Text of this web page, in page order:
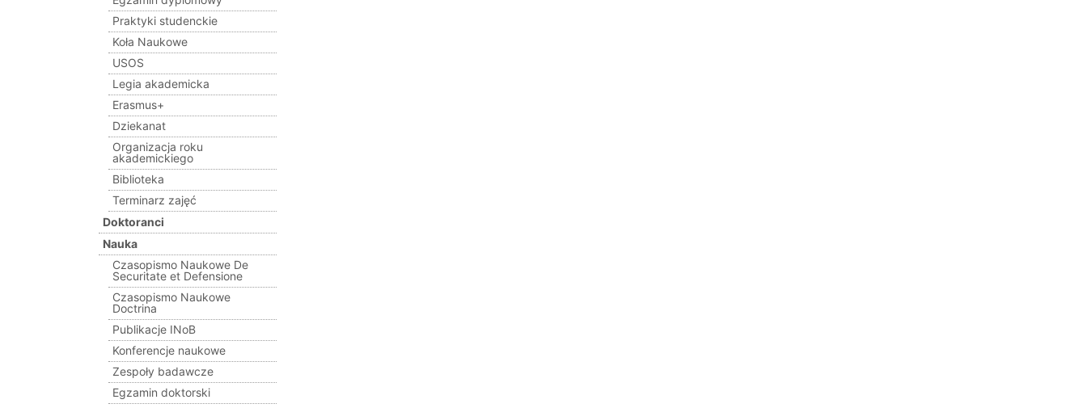
Praktyki studenckie
Koła Naukowe
USOS
Legia akademicka
Erasmus+
Dziekanat
Organizacja roku
akademickiego
Biblioteka
Terminarz zajęć
Doktoranci
Nauka
Czasopismo Naukowe De
Securitate et Defensione
Czasopismo Naukowe
Doctrina
Publikacje INoB
Konferencje naukowe
Zespoły badawcze
Egzamin doktorski